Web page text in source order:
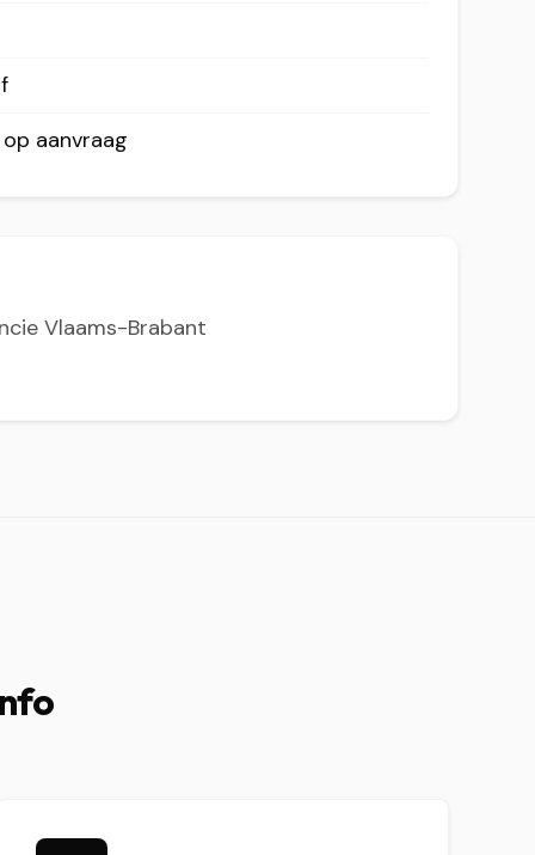
aanvraag
Vlaams-Brabant